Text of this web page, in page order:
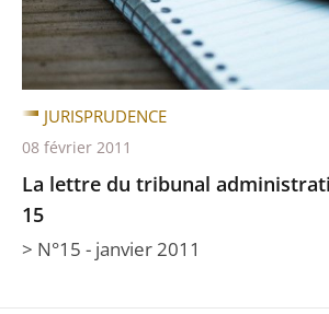
La lettre du tribunal
15
> N°15 - janvier 2011
JURISPRUDENCE
08 février 2011